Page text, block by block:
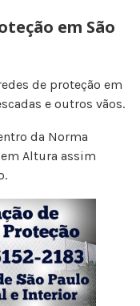
em São
de proteção em
e outros vãos.
da Norma
Altura assim